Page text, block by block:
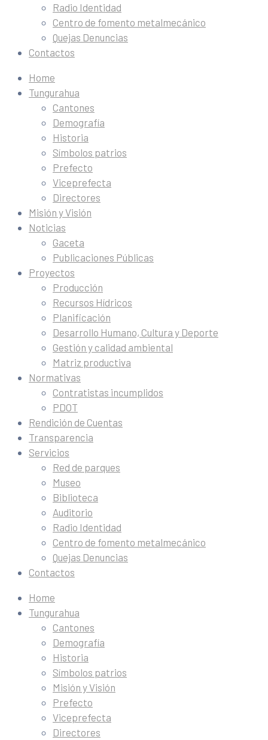
Radio Identidad
Centro de fomento metalmecánico
Quejas Denuncias
Contactos
Home
Tungurahua
Cantones
Demografía
Historia
Símbolos patrios
Prefecto
Viceprefecta
Directores
Misión y Visión
Noticias
Gaceta
Publicaciones Públicas
Proyectos
Producción
Recursos Hídricos
Planificación
Desarrollo Humano, Cultura y Deporte
Gestión y calidad ambiental
Matriz productiva
Normativas
Contratistas incumplidos
PDOT
Rendición de Cuentas
Transparencia
Servicios
Red de parques
Museo
Biblioteca
Auditorio
Radio Identidad
Centro de fomento metalmecánico
Quejas Denuncias
Contactos
Home
Tungurahua
Cantones
Demografía
Historia
Símbolos patrios
Misión y Visión
Prefecto
Viceprefecta
Directores